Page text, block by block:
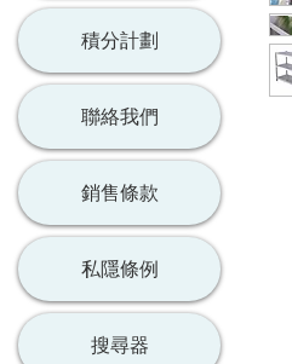
積分計劃
聯絡我們
銷售條款
私隱條例
搜尋器